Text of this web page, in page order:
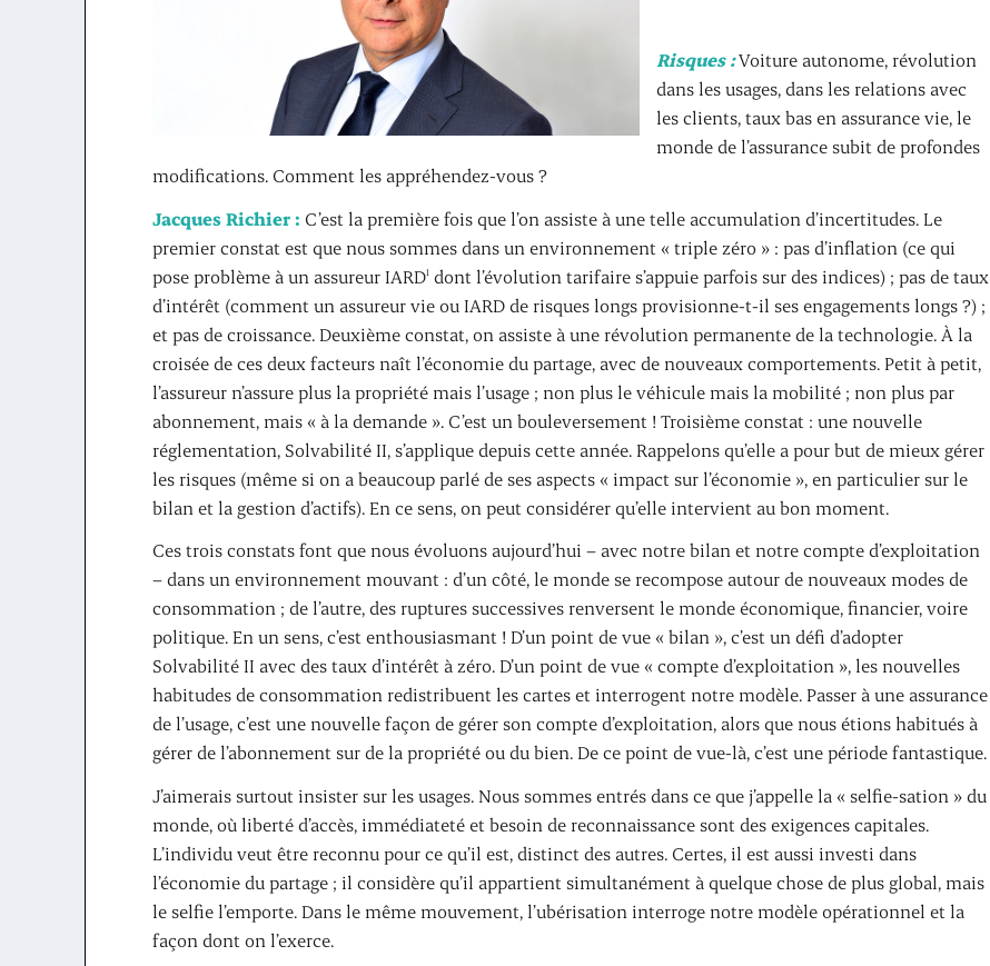
Risques :Voiture autonome, révolution
dans les usages, dans les relations avec
les clients, taux bas en assurance vie, le
monde de l’assurance subit de profondes
modifications. Comment les appréhendez-vous ?
Jacques Richier : C’est la première fois que l’on assiste à une telle accumulation d’incertitudes. Le
premier constat est que nous sommes dans un environnement « triple zéro » : pas d’inflation (ce qui
pose problème à un assureur IARD1 dont l’évolution tarifaire s’appuie parfois sur des indices) ; pas de taux
d’intérêt (comment un assureur vie ou IARD de risques longs provisionne-t-il ses engagements longs ?) ;
et pas de croissance. Deuxième constat, on assiste à une révolution permanente de la technologie. À la
croisée de ces deux facteurs naît l’économie du partage, avec de nouveaux comportements. Petit à petit,
l’assureur n’assure plus la propriété mais l’usage ; non plus le véhicule mais la mobilité ; non plus par
abonnement, mais « à la demande ». C’est un bouleversement ! Troisième constat : une nouvelle
réglementation, Solvabilité II, s’applique depuis cette année. Rappelons qu’elle a pour but de mieux gérer
les risques (même si on a beaucoup parlé de ses aspects « impact sur l’économie », en particulier sur le
bilan et la gestion d’actifs). En ce sens, on peut considérer qu’elle intervient au bon moment.
Ces trois constats font que nous évoluons aujourd’hui – avec notre bilan et notre compte d’exploitation
– dans un environnement mouvant : d’un côté, le monde se recompose autour de nouveaux modes de
consommation ; de l’autre, des ruptures successives renversent le monde économique, financier, voire
politique. En un sens, c’est enthousiasmant ! D’un point de vue « bilan », c’est un défi d’adopter
Solvabilité II avec des taux d’intérêt à zéro. D’un point de vue « compte d’exploitation », les nouvelles
habitudes de consommation redistribuent les cartes et interrogent notre modèle. Passer à une assurance
de l’usage, c’est une nouvelle façon de gérer son compte d’exploitation, alors que nous étions habitués à
gérer de l’abonnement sur de la propriété ou du bien. De ce point de vue-là, c’est une période fantastique.
J’aimerais surtout insister sur les usages. Nous sommes entrés dans ce que j’appelle la « selfie-sation » du
monde, où liberté d’accès, immédiateté et besoin de reconnaissance sont des exigences capitales.
L’individu veut être reconnu pour ce qu’il est, distinct des autres. Certes, il est aussi investi dans
l’économie du partage ; il considère qu’il appartient simultanément à quelque chose de plus global, mais
le selfie l’emporte. Dans le même mouvement, l’ubérisation interroge notre modèle opérationnel et la
façon dont on l’exerce.